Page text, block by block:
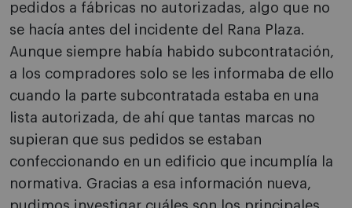
pedidos a fábricas no autorizadas, algo que no
se hacía antes del incidente del Rana Plaza.
Aunque siempre había habido subcontratación,
a los compradores solo se les informaba de ello
cuando la parte subcontratada estaba en una
lista autorizada, de ahí que tantas marcas no
supieran que sus pedidos se estaban
confeccionando en un edificio que incumplía la
normativa. Gracias a esa información nueva,